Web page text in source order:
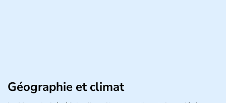
Géographie et climat